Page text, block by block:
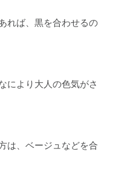
れば、黒を合わせるの
により大人の色気がさ
は、ベージュなどを合